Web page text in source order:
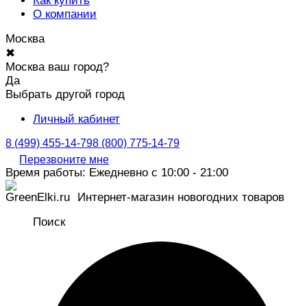
О компании
Москва
✖
Москва ваш город?
Да
Выбрать другой город
Личный кабинет
8 (499) 455-14-798 (800) 775-14-79
Перезвоните мне
Время работы: Ежедневно с 10:00 - 21:00
Интернет-магазин новогодних товаров
Поиск